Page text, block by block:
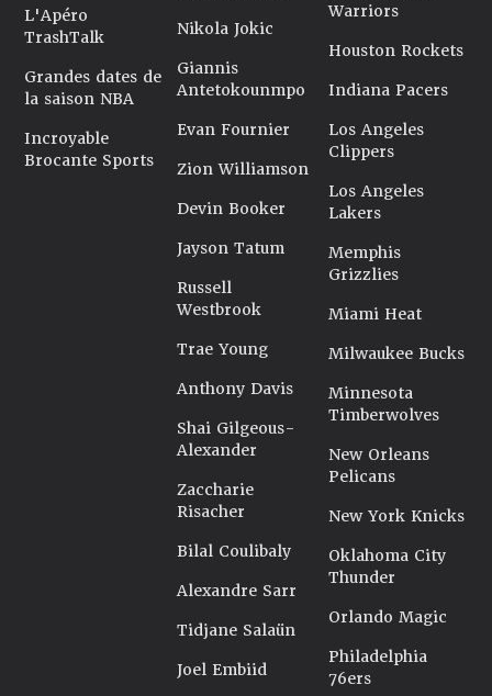
L'Apéro
TrashTalk
Grandes dates de
la saison NBA
Incroyable
Brocante Sports
Nikola Jokic
Giannis
Antetokounmpo
Evan Fournier
Zion Williamson
Devin Booker
Jayson Tatum
Russell
Westbrook
Trae Young
Anthony Davis
Shai Gilgeous-
Alexander
Zaccharie
Risacher
Bilal Coulibaly
Alexandre Sarr
Tidjane Salaün
Joel Embiid
Warriors
Houston Rockets
Indiana Pacers
Los Angeles
Clippers
Los Angeles
Lakers
Memphis
Grizzlies
Miami Heat
Milwaukee Bucks
Minnesota
Timberwolves
New Orleans
Pelicans
New York Knicks
Oklahoma City
Thunder
Orlando Magic
Philadelphia
76ers